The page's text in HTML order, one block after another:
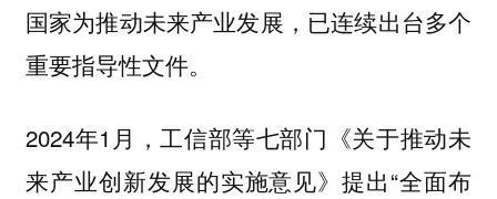
国家为推动未来产业发展，已连续出台多个
重要指导性文件。
2024年1月，工信部等七部门《关于推动未
来产业创新发展的实施意见》提出“全面布